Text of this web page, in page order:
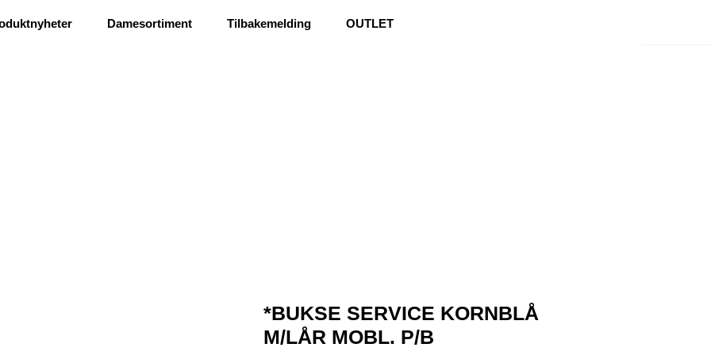
Ris og ros Damesortiment Tilbakemelding OUTLET
*BUKSE SERVICE KORNBLÅ
M/LÅR MOBL. P/B